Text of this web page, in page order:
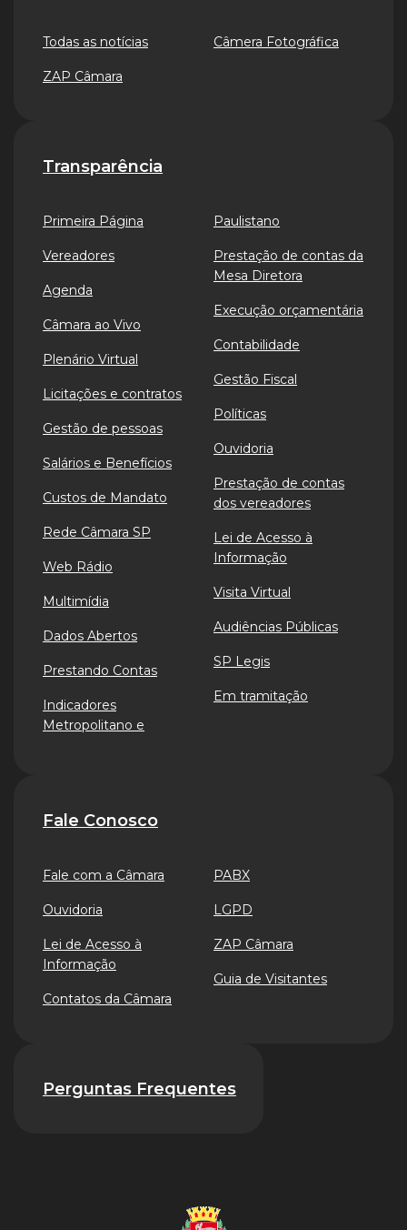
Todas as notícias
ZAP Câmara
Câmera Fotográfica
Transparência
Primeira Página
Vereadores
Agenda
Câmara ao Vivo
Plenário Virtual
Licitações e contratos
Gestão de pessoas
Salários e Benefícios
Custos de Mandato
Rede Câmara SP
Web Rádio
Multimídia
Dados Abertos
Prestando Contas
Indicadores
Metropolitano e
Paulistano
Prestação de contas da
Mesa Diretora
Execução orçamentária
Contabilidade
Gestão Fiscal
Políticas
Ouvidoria
Prestação de contas
dos vereadores
Lei de Acesso à
Informação
Visita Virtual
Audiências Públicas
SP Legis
Em tramitação
Fale Conosco
Fale com a Câmara
Ouvidoria
Lei de Acesso à
Informação
Contatos da Câmara
PABX
LGPD
ZAP Câmara
Guia de Visitantes
Perguntas Frequentes